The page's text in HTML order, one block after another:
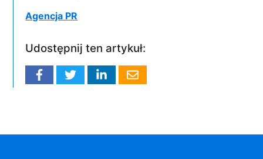
Agencja PR
Udostępnij ten artykuł: